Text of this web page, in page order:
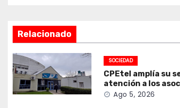
Relacionado
SOCIEDAD
CPEtel amplía su
atención a los
Ago 5, 2026